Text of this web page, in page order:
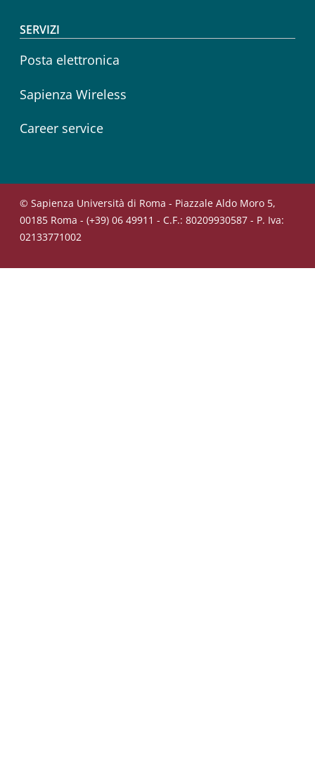
SERVIZI
Posta elettronica
Sapienza Wireless
Career service
© Sapienza Università di Roma - Piazzale Aldo Moro 5,
00185 Roma - (+39) 06 49911 - C.F.: 80209930587 - P. Iva:
02133771002